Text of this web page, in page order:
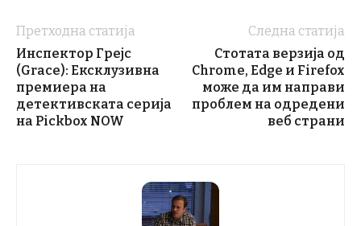
Претходна статија
Инспектор Грејс
(Grace): Ексклузивна
премиера на
детективската серија
на Pickbox NOW
Следна статија
Стотата верзија од
Chrome, Edge и Firefox
може да им направи
проблем на одредени
веб страни